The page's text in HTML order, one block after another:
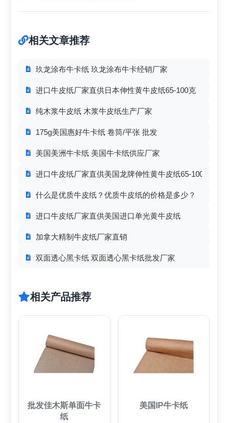
相关文章推荐
玖龙涂布牛卡纸 玖龙涂布牛卡经销厂家
进口牛皮纸厂家直供日本伸性黄牛皮纸65-100克
纯木浆牛皮纸 木浆牛皮纸生产厂家
175g美国惠好牛卡纸 卷筒/平张 批发
美国美洲牛卡纸 美国牛卡纸供应厂家
进口牛皮纸厂家直供美国龙牌伸性黄牛皮纸65-100克
什么是优质牛皮纸？优质牛皮纸的价格是多少？
进口牛皮纸厂家直供美国进口单光黄牛皮纸
加拿大精制牛皮纸厂家直销
双面透心黑卡纸 双面透心黑卡纸批发厂家
相关产品推荐
批发佳木斯单面牛卡
纸
美国IP牛卡纸